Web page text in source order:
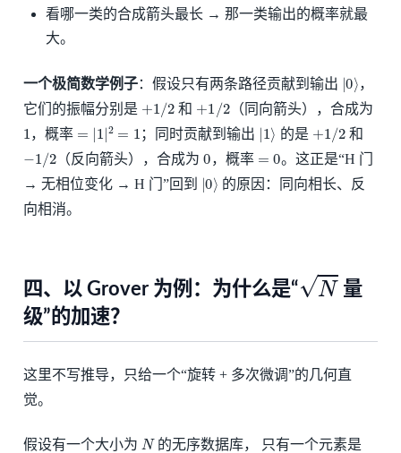
看哪一类的合成箭头最长 → 那一类输出的概率就最
大。
一个极简数学例子：假设只有两条路径贡献到输出 |0⟩ ，
它们的振幅分别是
+ 1 2 和 + 1 2 （同向箭头），合成为
1 ，概率 1|2= ；同时贡献到输出 |1 ⟩ 的是 + 1 2 和
1 2 （反向箭头），合成为0 ，概率 0 。这正是“H 门
→ 无相位变化 → H 门”回到 |0⟩ 的原因：同向相长、反
向相消。
四、以 Grover 为例：为什么是“ N
量
级”的加速？
这里不写推导，只给一个“旋转 + 多次微调”的几何直
觉。
假设有一个大小为 N的无序数据库， 只有一个元素是